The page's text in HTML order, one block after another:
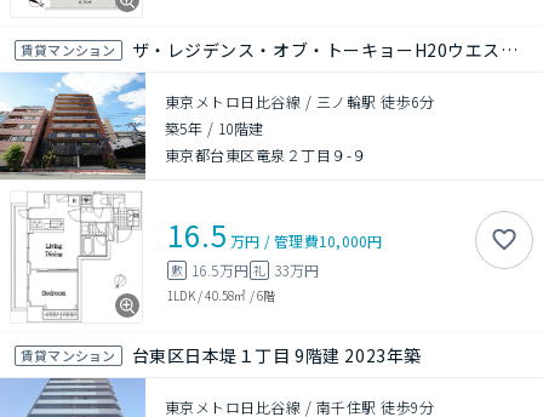
賃貸マンション ザ・レジデンス・オブ・トーキョーH20ウエストタワー
東京メトロ日比谷線 / 三ノ輪駅 徒歩6分
築5年 / 10階建
東京都台東区竜泉２丁目９-９
16.5 万円 /管理費10,000円
敷 16.5万円 礼 33万円
1LDK/40.58㎡ /6階
賃貸マンション 台東区日本堤１丁目 9階建 2023年築
東京メトロ日比谷線 / 南千住駅 徒歩9分